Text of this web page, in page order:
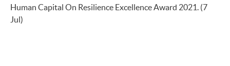
Human Capital On Resilience Excellence Award 2021. (7
Jul)